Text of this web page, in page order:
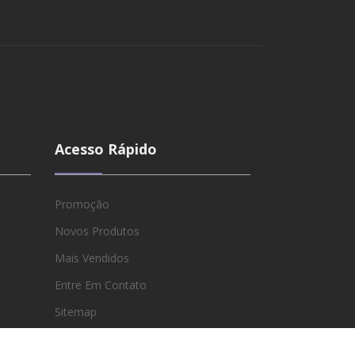
Acesso Rápido
Promoção
Novos Produtos
Mais Vendidos
Entre Em Contato
Sitemap